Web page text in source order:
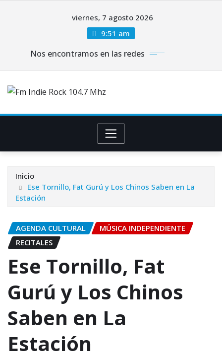
viernes, 7 agosto 2026
9:51 am
Nos encontramos en las redes
Inicio
Ese Tornillo, Fat Gurú y Los Chinos Saben en La
Estación
AGENDA CULTURAL
MÚSICA INDEPENDIENTE
RECITALES
Ese Tornillo, Fat
Gurú y Los Chinos
Saben en La
Estación